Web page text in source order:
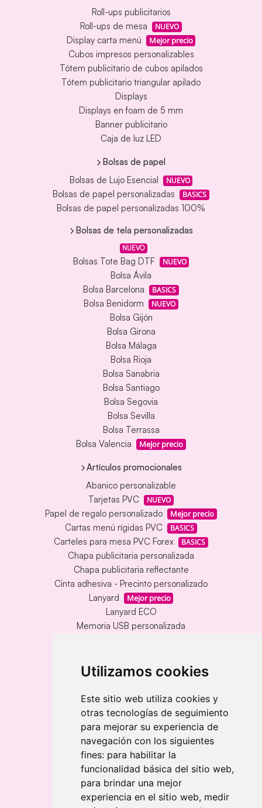
Utilizamos cookies
Este sitio web utiliza cookies y
otras tecnologías de seguimiento
para mejorar su experiencia de
navegación con los siguientes
fines: para habilitar la
funcionalidad básica del sitio web,
para brindar una mejor
experiencia en el sitio web, medir
Roll-ups publicitarios
Roll-ups de mesa
NUEVO
Display carta menú Mejor precio
Cubos impresos personalizables
Tótem publicitario de cubos apilados
Tótem publicitario triangular apilado
Displays
Displays en foam de 5 mm
Banner publicitario
Caja de luz LED
Bolsas de papel
Bolsas de Lujo Esencial
NUEVO
Bolsas de papel personalizadas BASICS
Bolsas de papel personalizadas 100%
Bolsas de tela personalizadas
NUEVO
Bolsas Tote Bag DTF NUEVO
Bolsa Ávila
Bolsa Barcelona
BASICS
Bolsa Benidorm NUEVO
Bolsa Gijón
Bolsa Girona
Bolsa Málaga
Bolsa Rioja
Bolsa Sanabria
Bolsa Santiago
Bolsa Segovia
Bolsa Sevilla
Bolsa Terrassa
Bolsa Valencia
Mejor precio
Artículos promocionales
Abanico personalizable
Tarjetas PVC
NUEVO
Papel de regalo personalizado Mejor precio
Cartas menú rígidas PVC BASICS
Carteles para mesa PVC Forex BASICS
Chapa publicitaria personalizada
Chapa publicitaria reflectante
Cinta adhesiva - Precinto personalizado
Lanyard
Mejor precio
Lanyard ECO
Memoria USB personalizada
Llavero redondo en madera y metal
Llavero rectangular en madera clara
Banderolas
Banderolas Gota
Banderolas Rectangulares
Banderolas Surf